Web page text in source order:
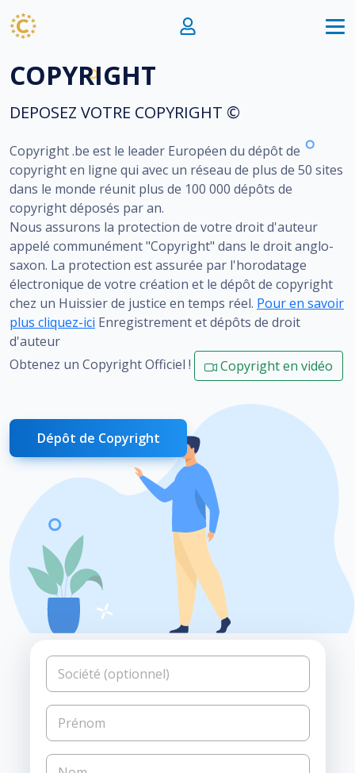
COPYRIGHT
DEPOSEZ VOTRE COPYRIGHT ©
Copyright .be est le leader Européen du dépôt de
copyright en ligne qui avec un réseau de plus de 50 sites
dans le monde réunit plus de 100 000 dépôts de
copyright déposés par an.
Nous assurons la protection de votre droit d'auteur
appelé communément "Copyright" dans le droit anglo-
saxon. La protection est assurée par l'horodatage
électronique de votre création et le dépôt de copyright
chez un Huissier de justice en temps réel. Pour en savoir
plus cliquez-ici Enregistrement et dépôts de droit
d'auteur
Obtenez un Copyright Officiel !
Copyright en vidéo
Dépôt de Copyright